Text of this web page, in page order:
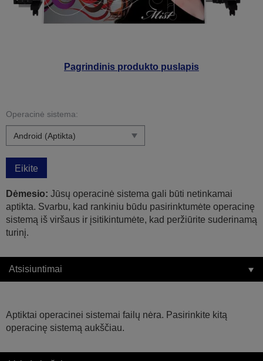
Pagrindinis produkto puslapis
Operacinė sistema:
Eikite
Dėmesio: Jūsų operacinė sistema gali būti netinkamai
aptikta. Svarbu, kad rankiniu būdu pasirinktumėte operacinę
sistemą iš viršaus ir įsitikintumėte, kad peržiūrite suderinamą
turinį.
Atsisiuntimai
Aptiktai operacinei sistemai failų nėra. Pasirinkite kitą
operacinę sistemą aukščiau.